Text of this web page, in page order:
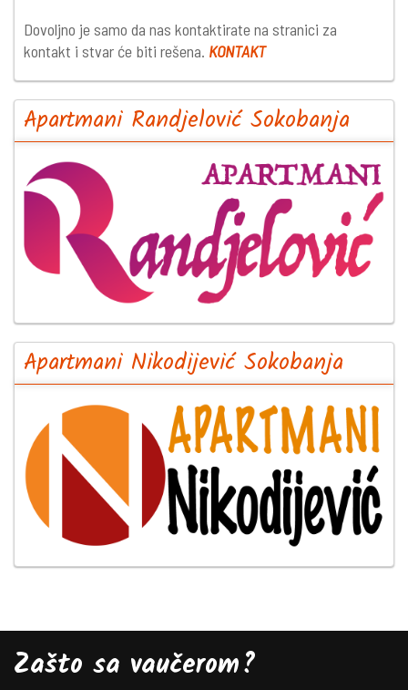
Dovoljno je samo da nas kontaktirate na stranici za
kontakt i stvar će biti rešena. KONTAKT
Apartmani Randjelović Sokobanja
Apartmani Nikodijević Sokobanja
Zašto sa vaučerom?